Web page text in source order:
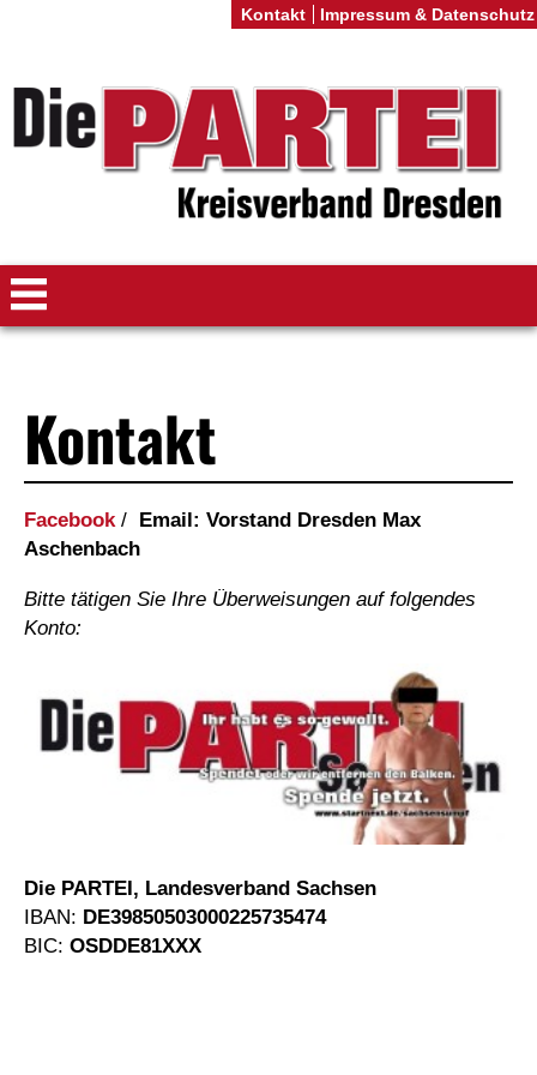
Kontakt
Facebook/ Email: Vorstand Dresden Max
Aschenbach
Bitte tätigen Sie Ihre Überweisungen auf folgendes
Konto:
Die PARTEI, Landesverband Sachsen
IBAN: DE39850503000225735474
BIC: OSDDE81XXX
Kontakt Impressum & Datenschutz